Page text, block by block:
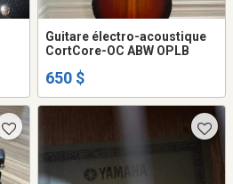
Guitare électro-acoustique
CortCore-OC ABW OPLB
650 $